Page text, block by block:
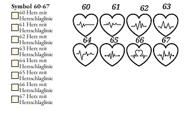
Symbol 60-67
60 Herz mit
Herzschlaglinie
61 Herz mit
Herzschlaglinie
62 Herz mit
Herzschlaglinie
63 Herz mit
Herzschlaglinie
64 Herz mit
Herzschlaglinie
65 Herz mit
Herzschlaglinie
66 Herz mit
Herzschlaglinie
67 Herz mit
Herzschlaglinie